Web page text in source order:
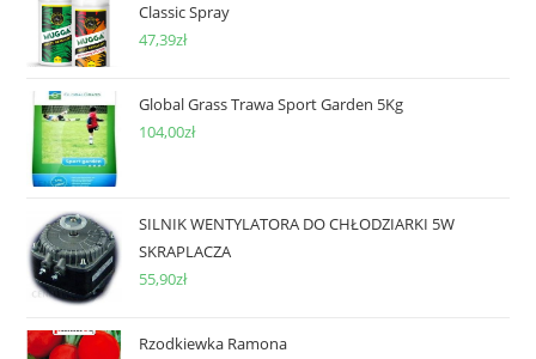
Classic Spray
47,39zł
Global Grass Trawa Sport Garden 5Kg
104,00zł
SILNIK WENTYLATORA DO CHŁODZIARKI 5W
SKRAPLACZA
55,90zł
Rzodkiewka Ramona